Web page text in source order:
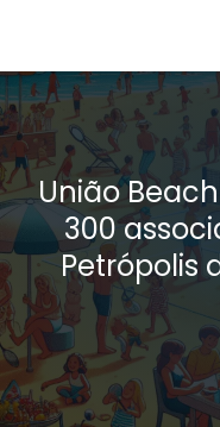
União
300
Petrópolis